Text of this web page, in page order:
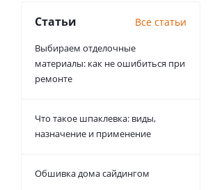
Статьи Все статьи
Выбираем отделочные
материалы: как не ошибиться при
ремонте
Что такое шпаклевка: виды,
назначение и применение
Обшивка дома сайдингом